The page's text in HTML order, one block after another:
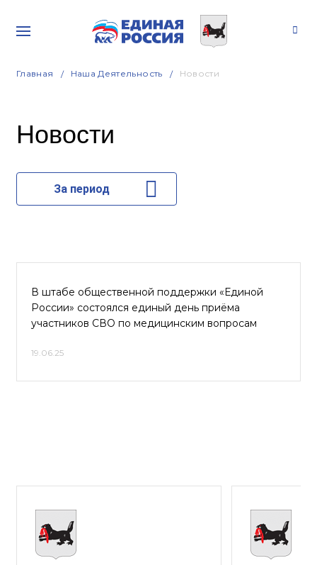
Главная Наша Деятельность Новости
Новости
За период
В штабе общественной поддержки «Единой
России» состоялся единый день приёма
участников СВО по медицинским вопросам
19.06.25